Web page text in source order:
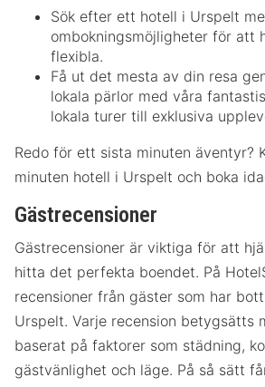
Sök efter ett hotell i Urspelt
ombokningsmöjligheter för att
flexibla.
Få ut det mesta av din resa
lokala pärlor med våra
lokala turer till exklusiva
Redo för ett sista minuten äventyr?
minuten hotell i Urspelt och boka
Gästrecensioner
Gästrecensioner är viktiga för att
hitta det perfekta boendet. På
recensioner från gäster som har
Urspelt. Varje recension betygsätts
baserat på faktorer som städning,
gästvänlighet och läge. På så sätt